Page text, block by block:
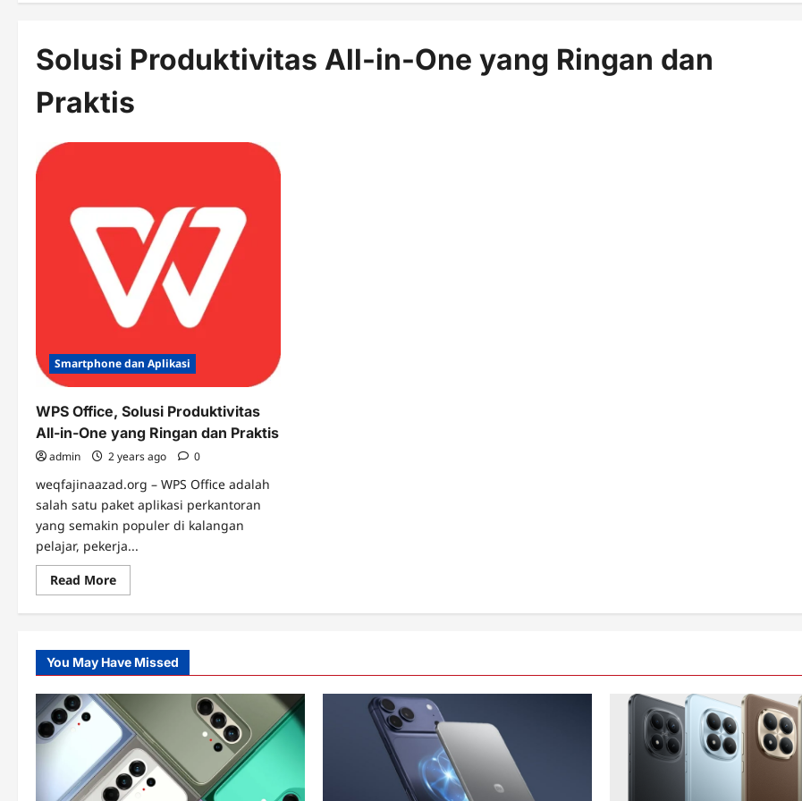
Solusi Produktivitas All-in-One yang Ringan dan
Praktis
Smartphone dan Aplikasi
WPS Office, Solusi Produktivitas
All-in-One yang Ringan dan Praktis
admin 2 years ago 0
weqfajinaazad.org – WPS Office adalah
salah satu paket aplikasi perkantoran
yang semakin populer di kalangan
pelajar, pekerja...
Read MoreRead
more
WPS
Produktivitas
All-
in-
One
yang
Ringan
dan
Praktis
You May Have Missed